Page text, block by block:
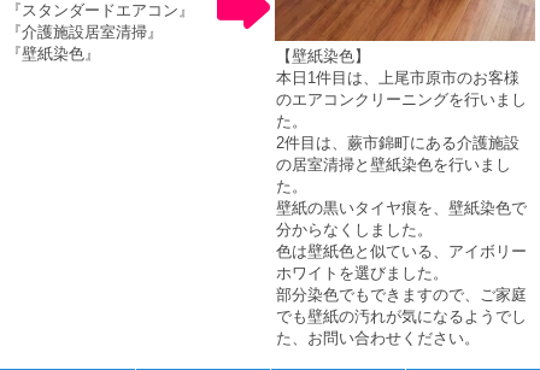
『スタンダードエアコン』
『介護施設居室清掃』
『壁紙染色』
【壁紙染色】
本日1件目は、上尾市原市のお客様
のエアコンクリーニングを行いまし
た。
2件目は、蕨市錦町にある介護施設
の居室清掃と壁紙染色を行いまし
た。
壁紙の黒いタイヤ痕を、壁紙染色で
分からなくしました。
色は壁紙色と似ている、アイボリー
ホワイトを選びました。
部分染色でもできますので、ご家庭
でも壁紙の汚れが気になるようでし
た、お問い合わせください。